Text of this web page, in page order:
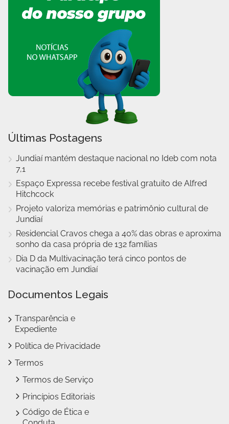
Últimas Postagens
Jundiaí mantém destaque nacional no Ideb com nota
7,1
Espaço Expressa recebe festival gratuito de Alfred
Hitchcock
Projeto valoriza memórias e patrimônio cultural de
Jundiaí
Residencial Cravos chega a 40% das obras e aproxima
sonho da casa própria de 132 famílias
Dia D da Multivacinação terá cinco pontos de
vacinação em Jundiaí
Documentos Legais
Transparência e
Expediente
Política de Privacidade
Termos
Termos de Serviço
Princípios Editoriais
Código de Ética e